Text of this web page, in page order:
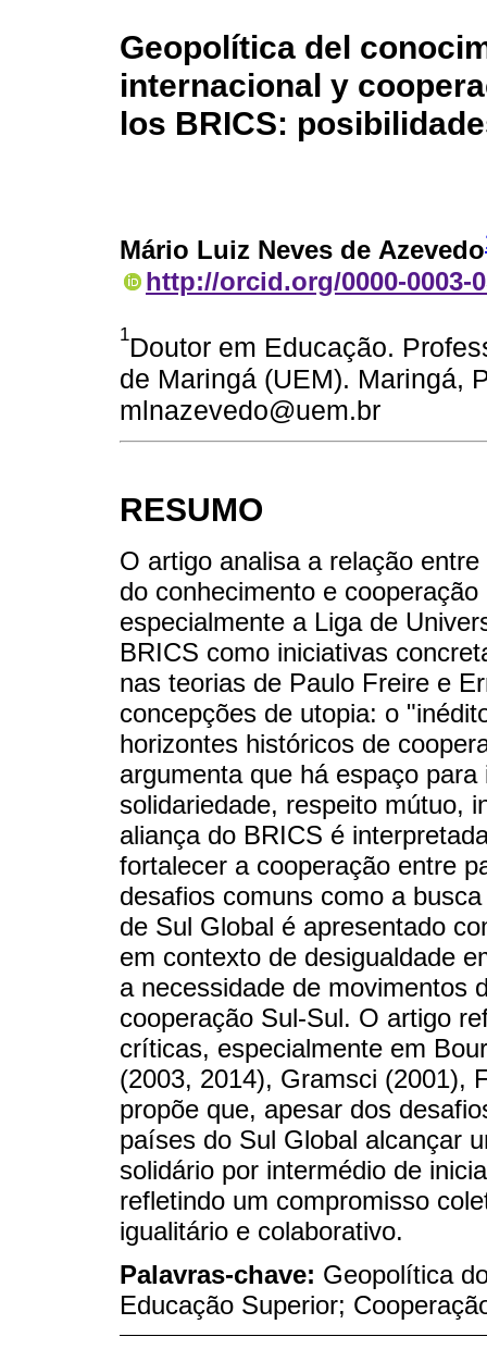
Geopolítica del
internacional y
los BRICS:
Mário Luiz Neves de Azevedo
http://orcid.org/0000-0003-
1Doutor em Educação.
de Maringá (UEM). Maringá,
mlnazevedo@uem.br
RESUMO
O artigo analisa a relação
do conhecimento e
especialmente a Liga de
BRICS como iniciativas
nas teorias de Paulo Freire e
concepções de utopia: o
horizontes históricos de
argumenta que há espaço
solidariedade, respeito mútuo,
aliança do BRICS é
fortalecer a cooperação entre
desafios comuns como a
de Sul Global é apresentado
em contexto de desigualdade
a necessidade de movimentos
cooperação Sul-Sul. O artigo
críticas, especialmente em
(2003, 2014), Gramsci (2001),
propõe que, apesar dos
países do Sul Global alcançar
solidário por intermédio de
refletindo um compromisso
igualitário e colaborativo.
Palavras-chave: Geopolítica
Educação Superior;